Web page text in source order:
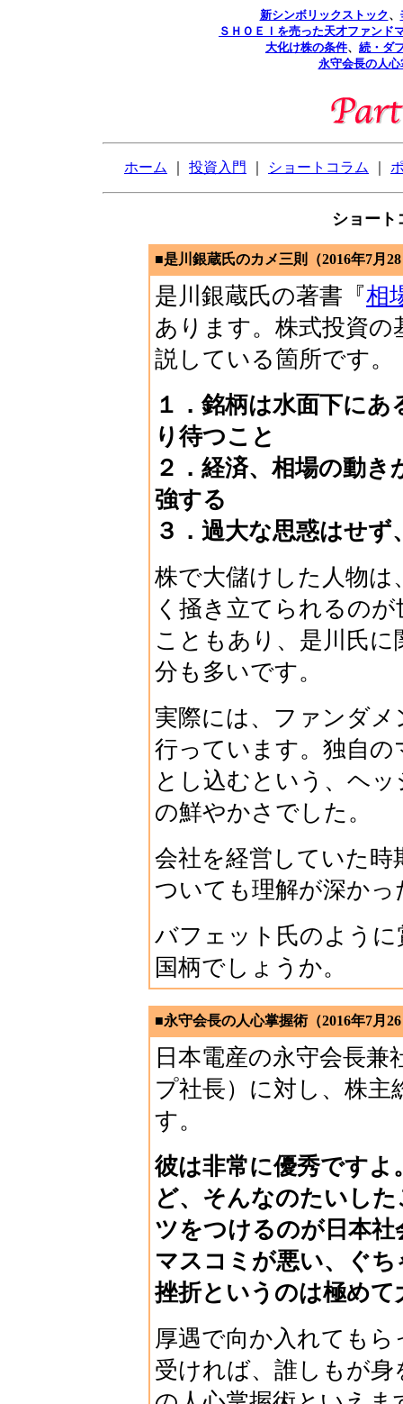
新シンボリックストック、
ＳＨＯＥＩを売った天才ファンド
大化け株の条件、 続・ダ
永守会長の人心
ホーム 投資入門 ショートコラム
ショート
■是川銀蔵氏のカメ三則（2016年7月
是川銀蔵氏の著書『相
あります。株式投資
説している箇所です。
１．銘柄は水面下に
り待つこと
２．経済、相場の動
強する
３．過大な思惑はせ
株で大儲けした人物
く掻き立てられるの
こともあり、是川氏
分も多いです。
実際には、ファンダ
行っています。独自の
とし込むという、ヘ
の鮮やかさでした。
会社を経営していた
ついても理解が深か
バフェット氏のよう
国柄でしょうか。
■永守会長の人心掌握術（2016年7月
日本電産の永守会長
プ社長）に対し、株
す。
彼は非常に優秀です
ど、そんなのたいし
ツをつけるのが日本
マスコミが悪い、ぐ
挫折というのは極めて
厚遇で向か入れても
受ければ、誰しもが